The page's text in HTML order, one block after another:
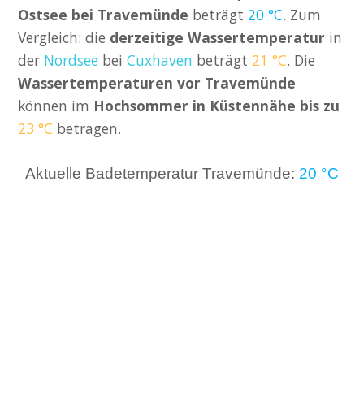
Ostsee bei Travemünde beträgt 20 °C. Zum
Vergleich: die derzeitige Wassertemperatur in
der Nordsee beiCuxhaven beträgt 21 °C. Die
Wassertemperaturen vor Travemünde
können im Hochsommer in Küstennähe bis zu
23 °C betragen.
Aktuelle Badetemperatur Travemünde: 20 °C